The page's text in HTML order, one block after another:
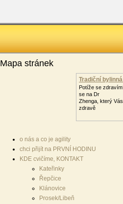
Mapa stránek
Tradiční
Potíže se
se na Dr
Zhenga, který
zdravě
o nás a co je agility
chci přijít na PRVNÍ HODINU
KDE cvičíme‚ KONTAKT
Kateřinky
Řepčice
Klánovice
Prosek/Libeň